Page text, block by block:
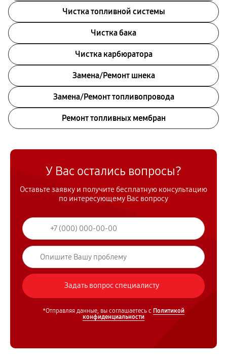
Чистка топливной системы
Чистка бака
Чистка карбюратора
Замена/Pемонт шнека
Замена/Pемонт топливопровода
Ремонт топливных мембран
У Вас остались вопросы?
Оставьте заявку и получите бесплатную консультацию
по интересующему Вас вопросу
*Отправляя данные, вы соглашаетесь с Политикой
конфиденциальности